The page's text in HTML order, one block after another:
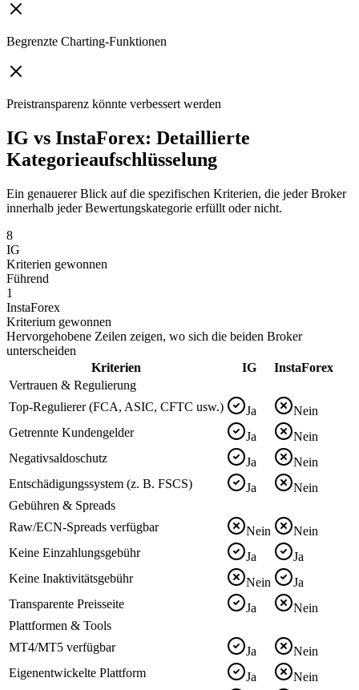
Begrenzte Charting-Funktionen
Preistransparenz könnte verbessert werden
IG vs InstaForex: Detaillierte
Kategorieaufschlüsselung
Ein genauerer Blick auf die spezifischen Kriterien, die jeder Broker
innerhalb jeder Bewertungskategorie erfüllt oder nicht.
8
IG
Kriterien gewonnen
Führend
1
InstaForex
Kriterium gewonnen
Hervorgehobene Zeilen zeigen, wo sich die beiden Broker
unterscheiden
Kriterien
IG
InstaForex
Vertrauen & Regulierung
Top-Regulierer (FCA, ASIC, CFTC usw.)
Ja
Nein
Getrennte Kundengelder
Ja
Nein
Negativsaldoschutz
Ja
Nein
Entschädigungssystem (z. B. FSCS)
Ja
Nein
Gebühren & Spreads
Raw/ECN-Spreads verfügbar
Nein
Nein
Keine Einzahlungsgebühr
Ja
Ja
Keine Inaktivitätsgebühr
Nein
Ja
Transparente Preisseite
Ja
Nein
Plattformen & Tools
MT4/MT5 verfügbar
Ja
Nein
Eigenentwickelte Plattform
Ja
Nein